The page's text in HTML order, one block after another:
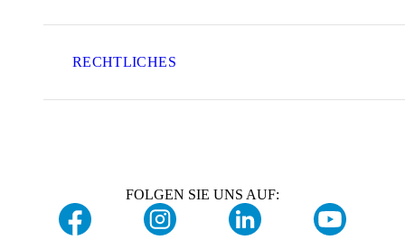
RECHTLICHES
FOLGEN SIE UNS AUF: